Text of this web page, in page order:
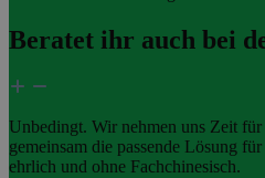
Beratet ihr auch bei
Unbedingt. Wir nehmen uns Zeit
gemeinsam die passende Lösung
ehrlich und ohne Fachchinesisch.